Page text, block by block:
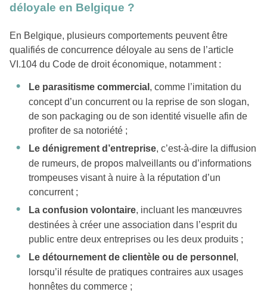
déloyale en Belgique ?
En Belgique, plusieurs comportements peuvent être
qualifiés de concurrence déloyale au sens de l’article
VI.104 du Code de droit économique, notamment :
Le parasitisme commercial , comme l’imitation du
concept d’un concurrent ou la reprise de son slogan,
de son packaging ou de son identité visuelle afin de
profiter de sa notoriété ;
Le dénigrement d’entreprise, c’est-à-dire la diffusion
de rumeurs, de propos malveillants ou d’informations
trompeuses visant à nuire à la réputation d’un
concurrent ;
La confusion volontaire, incluant les manœuvres
destinées à créer une association dans l’esprit du
public entre deux entreprises ou les deux produits ;
Le détournement de clientèle ou de personnel ,
lorsqu’il résulte de pratiques contraires aux usages
honnêtes du commerce ;